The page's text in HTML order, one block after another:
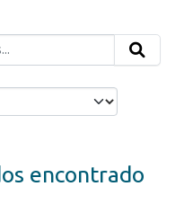
encontrado